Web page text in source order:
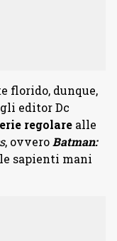
florido, dunque,
editor Dc
regolare alle
, ovveroBatman:
sapienti mani